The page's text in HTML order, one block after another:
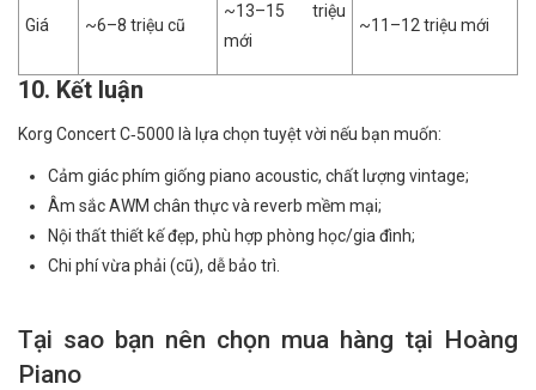
Giá ~6–8 triệu cũ
~13–15 triệu
mới
~11–12 triệu mới
10. Kết luận
Korg Concert C‑5000 là lựa chọn tuyệt vời nếu bạn muốn:
Cảm giác phím giống piano acoustic, chất lượng vintage;
Âm sắc AWM chân thực và reverb mềm mại;
Nội thất thiết kế đẹp, phù hợp phòng học/gia đình;
Chi phí vừa phải (cũ), dễ bảo trì.
Tại sao bạn nên chọn mua hàng tại Hoàng
Piano